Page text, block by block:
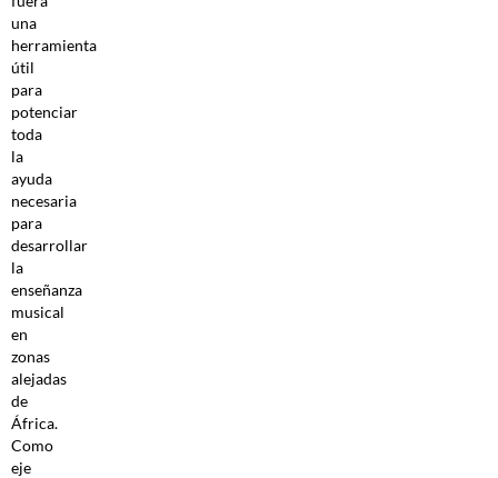
una
herramienta
útil
para
potenciar
toda
la
ayuda
necesaria
para
desarrollar
la
enseñanza
musical
en
zonas
alejadas
de
África.
Como
eje